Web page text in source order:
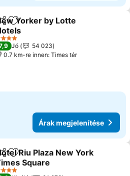
Hozzáadás a kedvencekhez
Yorker by Lotte
megjelenítése
Kategória
Jó
54 023
0.7 km-re innen: Times tér
Árak megjelenítése
Hozzáadás a kedvencekhez
Riu Plaza New York
Square
megjelenítése
Kategória